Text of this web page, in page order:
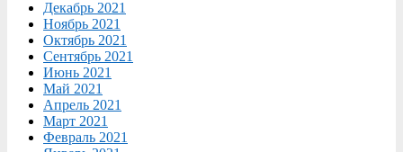
Декабрь 2021
Ноябрь 2021
Октябрь 2021
Сентябрь 2021
Июнь 2021
Май 2021
Апрель 2021
Март 2021
Февраль 2021